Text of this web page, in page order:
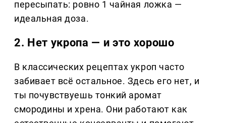
пересыпать: ровно 1 чайная ложка —
идеальная доза.
2. Нет укропа — и это хорошо
В классических рецептах укроп часто
забивает всё остальное. Здесь его нет, и
ты почувствуешь тонкий аромат
смородины и хрена. Они работают как